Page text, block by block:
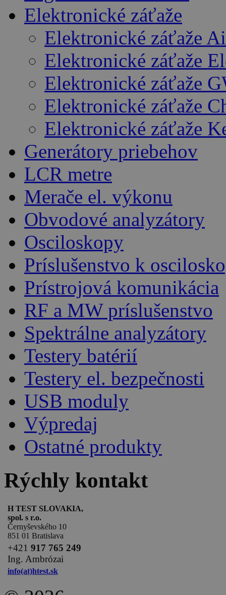
Elektronické záťaže
Elektronické záťaže
Elektronické záťaže
Elektronické záťaže
Elektronické záťaže
Elektronické záťaže
Generátory priebehov
LCR metre
Merače el. výkonu
Obvodové analyzátory
Osciloskopy
Príslušenstvo k
Prístrojová komunikácia
RF a MW príslušenstvo
Spektrálne analyzátory
Testery batérií
Testery el. bezpečnosti
USB moduly
Výpredaj
Ostatné produkty
Rýchly kontakt
H TEST SLOVAKIA,
spol. s r.o.
Černyševského 10
851 01 Bratislava
+421 917 765 249
Ing. Ambrózai
info(at)htest.sk